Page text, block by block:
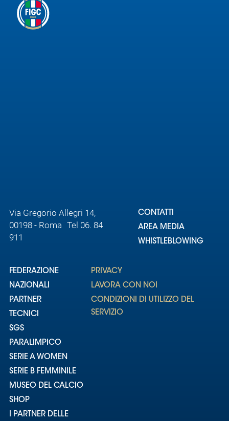
Via Gregorio Allegri 14,
00198 - Roma Tel 06. 84
911
CONTATTI
AREA MEDIA
WHISTLEBLOWING
FEDERAZIONE
NAZIONALI
PARTNER
TECNICI
SGS
PARALIMPICO
SERIE A WOMEN
SERIE B FEMMINILE
MUSEO DEL CALCIO
SHOP
I PARTNER DELLE
PRIVACY
LAVORA CON NOI
CONDIZIONI DI UTILIZZO DEL
SERVIZIO